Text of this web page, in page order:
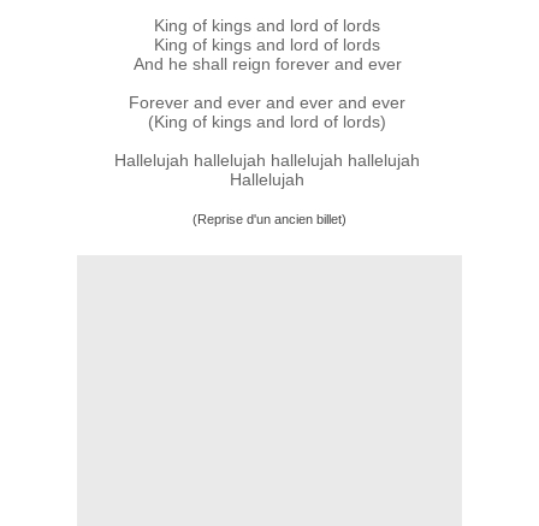
King of kings and lord of lords
King of kings and lord of lords
And he shall reign forever and ever
Forever and ever and ever and ever
(King of kings and lord of lords)
Hallelujah hallelujah hallelujah hallelujah
Hallelujah
(Reprise d'un ancien billet)